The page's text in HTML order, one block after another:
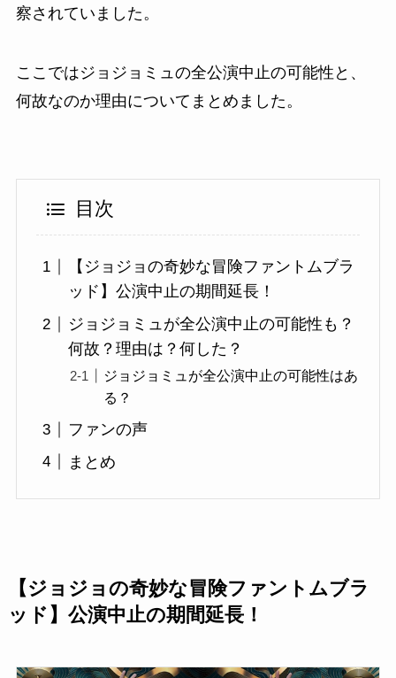
察されていました。
ここではジョジョミュの全公演中止の可能性と、
何故なのか理由についてまとめました。
目次
【ジョジョの奇妙な冒険ファントムブラ
ッド】公演中止の期間延長！
ジョジョミュが全公演中止の可能性も？
何故？理由は？何した？
ジョジョミュが全公演中止の可能性はあ
る？
ファンの声
まとめ
【ジョジョの奇妙な冒険ファントムブラ
ッド】公演中止の期間延長！